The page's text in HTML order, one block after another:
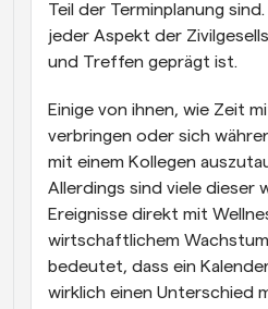
Dynamische Gruppenlinks
Nahtlos Meetings mit
Erhalten Sie eine
passiert
Teil der Terminplanung
jeder Aspekt der
und Treffen geprägt ist.
Einige von ihnen, wie Zeit
verbringen oder sich
mit einem Kollegen
Allerdings sind viele dieser
Ereignisse direkt mit
wirtschaftlichem
bedeutet, dass ein
wirklich einen Unterschied